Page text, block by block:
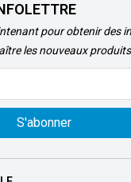
pour obtenir des
les nouveaux produits
S'abonner